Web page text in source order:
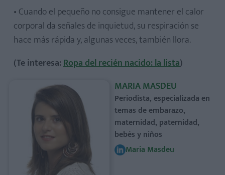
• Cuando el pequeño no consigue mantener el calor
corporal da señales de inquietud, su respiración se
hace más rápida y, algunas veces, también llora.
(Te interesa:Ropa del recién nacido: la lista)
MARIA MASDEU
Periodista, especializada en
temas de embarazo,
maternidad, paternidad,
bebés y niños
Maria Masdeu